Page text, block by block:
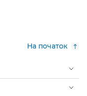
На початок